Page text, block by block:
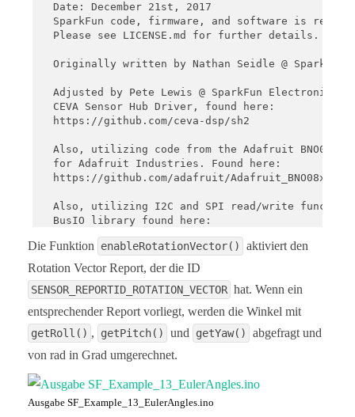
  Date: December 21st, 2017
SparkFun code, firmware, and software is
  Please see LICENSE.md for further details.
Originally written by Nathan Seidle @ SparkFun
Adjusted by Pete Lewis @ SparkFun Electronics,
  CEVA Sensor Hub Driver, found here:
  https://github.com/ceva-dsp/sh2
Also, utilizing code from the Adafruit BNO08x
  for Adafruit Industries. Found here:
  https://github.com/adafruit/Adafruit_BNO08x
Also, utilizing I2C and SPI read/write
  BusIO library found here:
  https://github.com/adafruit/Adafruit_BusIO
  Hardware Connections:
  IoT RedBoard --> BNO08x
  QWIIC --> QWIIC
  A4  --> INT
  A5  --> RST
  BNO08x "mode" jumpers set for I2C (default):
  PSO: OPEN
  PS1: OPEN
Serial.print it out at 115200 baud to serial
Die Funktion enableRotationVector()
aktiviert den
Rotation Vector Report, der die ID
SENSOR_REPORTID_ROTATION_VECTOR hat. Wenn ein
entsprechender Report vorliegt, werden die Winkel mit
getRoll() , getPitch() und getYaw()
abgefragt und
von rad in Grad umgerechnet.
Ausgabe SF_Example_13_EulerAngles.ino